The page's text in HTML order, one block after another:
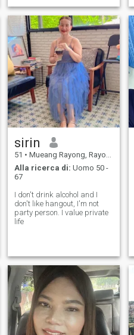
feels safe, easy, and mutual.
I’m looking for someone who
knows what they want and
is ready
sirin
51 • Mueang Rayong, Rayong, Thailandia
Alla ricerca di: Uomo 50 -
67
I don't drink alcohol and I
don't like hangout, I'm not
party person. I value private
life